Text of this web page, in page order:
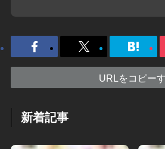
URLをコピー
新着記事